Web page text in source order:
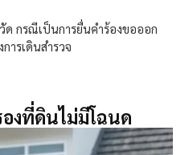
ด กรณีเป็นการยื่นคำร้องขอออก
ารเดินสำรวจ
องที่ดินไม่มีโฉนด